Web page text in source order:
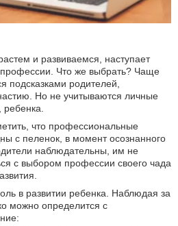
СПОРТ
БИЗНЕС
И МОТО
ЭГОИЗМ
БЛОГ
и развиваемся, наступает
Что же выбрать? Чаще
подсказками родителей,
Но не учитываются личные
ребенка.
что профессиональные
с пеленок, в момент осознанного
наблюдательны, им не
с выбором профессии своего чада
в развитии ребенка. Наблюдая за
можно определится с